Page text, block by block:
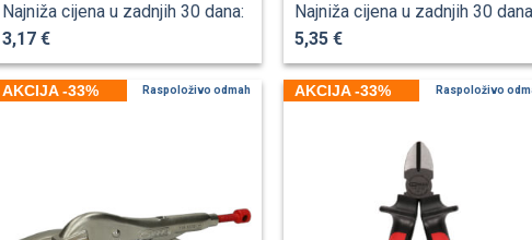
Najniža cijena u zadnjih 30 dana:
3,17 €
Najniža cijena u zadnjih 30
5,35 €
AKCIJA -33% Raspoloživo odmah AKCIJA -33% Raspoloživo